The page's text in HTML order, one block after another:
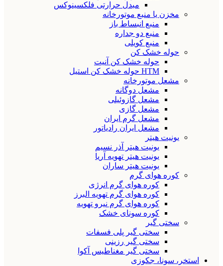
مبدل حرارتی فلکسینوکس
مخزن یا منبع موتورخانه
منبع انبساط باز
منبع دو جداره
منبع کویلی
حوله خشک کن
حوله خشک کن آنیت
HTM حوله خشک کن استیل
مشعل موتورخانه
مشعل دوگانه
مشعل گازوئیلی
مشعل گازی
مشعل گرم ایران
مشعل ایران رادیاتور
یونیت هیتر
یونیت هیتر آذر نسیم
یونیت هیتر تهویه آریا
یونیت هیتر ساران
کوره هوای گرم
کوره هوای گرم انرژی
کوره هوای گرم تهویه البرز
کوره هوای گرم نیرو تهویه
کوره سونای خشک
سختی گیر
سختی گیر پلی فسفات
سختی گیر رزینی
سختی گیر مغناطیس آکوا
استخر، سونا، جکوزی